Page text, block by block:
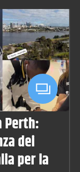
Perth:
dei
per la